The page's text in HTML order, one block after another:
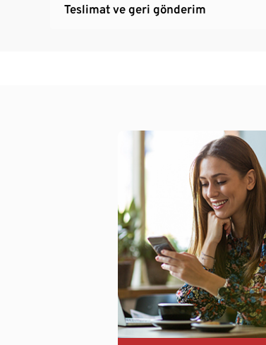
Teslimat ve geri gönderim